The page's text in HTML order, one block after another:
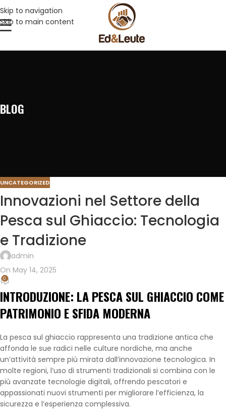
Skip to navigation
Skip to main content
BLOG
UNCATEGORIZED
Innovazioni nel Settore della
Pesca sul Ghiaccio: Tecnologia
e Tradizione
admin
On May 14, 2025
0
INTRODUZIONE: LA PESCA SUL GHIACCIO COME
PATRIMONIO E SFIDA MODERNA
La pesca sul ghiaccio rappresenta una tradizione antica che
affonda le sue radici nelle culture nordiche, ma anche
un’attività sempre più mirata dall’innovazione tecnologica. In
molte regioni, l’uso di strumenti tradizionali si combina con le
più avanzate tecnologie digitali, offrendo pescatori e
appassionati nuovi strumenti per migliorare l’efficienza, la
sicurezza e l’esperienza complessiva.